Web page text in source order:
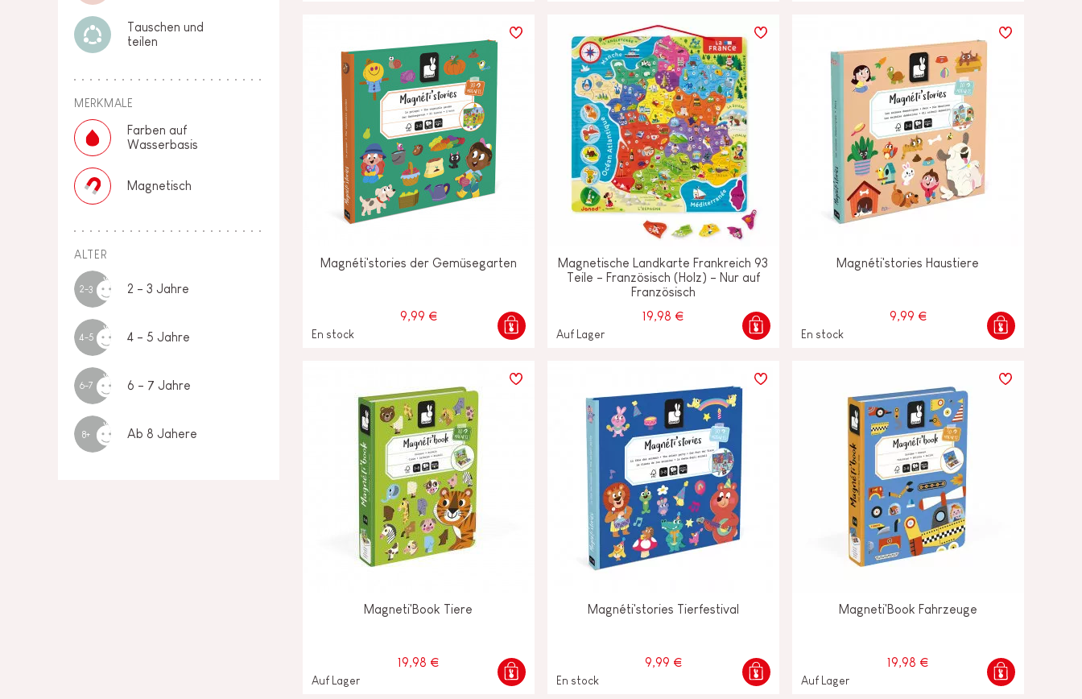
Tauschen und
teilen
MERKMALE
Farben auf
Wasserbasis
Magnetisch
ALTER
2-3 2 - 3 Jahre
4-5 4 - 5 Jahre
6-7 6 - 7 Jahre
8+ Ab 8 Jahere
Magnéti'stories der Gemüsegarten
9,99 €
En stock
Magnetische Landkarte Frankreich 93
Teile - Französisch (Holz) - Nur auf
Französisch
19,98 €
Auf Lager
Magnéti'stories Haustiere
9,99 €
En stock
Magneti'Book Tiere
19,98 €
Auf Lager
Magnéti'stories Tierfestival
9,99 €
En stock
Magneti'Book Fahrzeuge
19,98 €
Auf Lager